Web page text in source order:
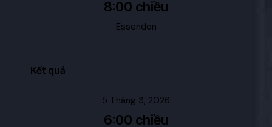
8:00 chiều
Essendon
Kết quả
5 Tháng 3, 2026
6:00 chiều